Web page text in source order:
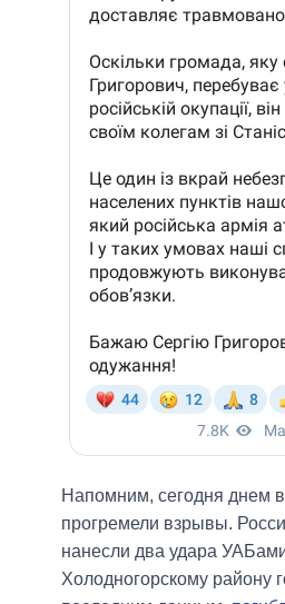
Напомним, сегодня днем
прогремели взрывы.
нанесли два удара
Холодногорскому району